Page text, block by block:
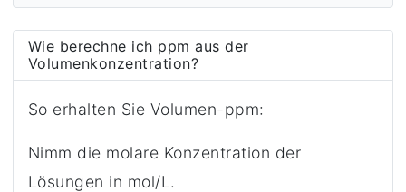
Wie berechne ich ppm aus der
Volumenkonzentration?
So erhalten Sie Volumen-ppm:
Nimm die molare Konzentration der
Lösungen in mol/L.